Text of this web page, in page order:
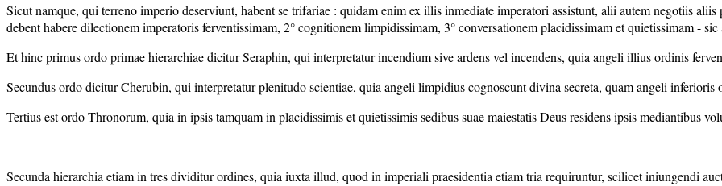
Sicut namque, qui terreno imperio deserviunt, habent se trifariae : quidam enim ex illis inmediate imperatori assistunt, alii autem negotiis
debent habere dilectionem imperatoris ferventissimam, 2° cognitionem limpidissimam, 3° conversationem placidissimam et quietissimam -
Et hinc primus ordo primae hierarchiae dicitur Seraphin, qui interpretatur incendium sive ardens vel incendens, quia angeli illius ordinis
Secundus ordo dicitur Cherubin, qui interpretatur plenitudo scientiae, quia angeli limpidius cognoscunt divina secreta, quam angeli inferioris
Tertius est ordo Thronorum, quia in ipsis tamquam in placidissimis et quietissimis sedibus suae maiestatis Deus residens ipsis mediantibus
Secunda hierarchia etiam in tres dividitur ordines, quia iuxta illud, quod in imperiali praesidentia etiam tria requiruntur, scilicet iniungendi